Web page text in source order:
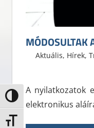
Nagy kontraszt váltása
Betűméret váltása
MÓDOSULTAK
2021. április 8.
ELTE ÁJK HÖK
Aktuális, Hírek,
A nyilatkozatok
elektronikus